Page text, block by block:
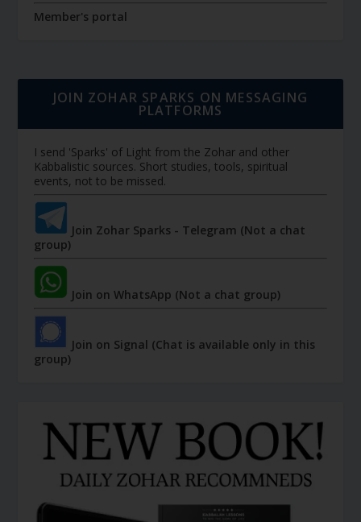
Member's portal
JOIN ZOHAR SPARKS ON MESSAGING
PLATFORMS
I send 'Sparks' of Light from the Zohar and other
Kabbalistic sources. Short studies, tools, spiritual
events, not to be missed.
Join Zohar Sparks - Telegram (Not a chat
group)
Join on WhatsApp (Not a chat group)
Join on Signal (Chat is available only in this
group)